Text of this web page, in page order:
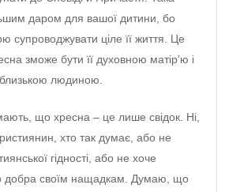
даром для вашої дитини, бо
супроводжувати ціле її життя. Це
зможе бути її духовною матір’ю і
людиною.
що хресна – це лише свідок. Ні,
хто так думає, або не
гідності, або не хоче
добра своїм нащадкам. Думаю, що